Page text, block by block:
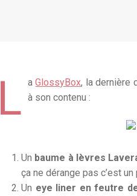
L aGlossyBox, la dernière
à son contenu :
Un baume à lèvres
ça ne dérange pas c’est
Un eye liner en feutre